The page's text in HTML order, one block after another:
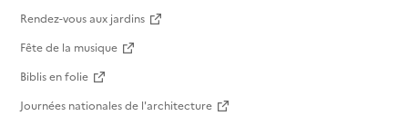
Rendez-vous aux jardins
Fête de la musique
Biblis en folie
Journées nationales de l'architecture